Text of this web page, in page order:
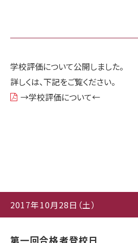
学校評価について公開しました。
詳しくは、下記をご覧ください。
→学校評価について←
2017年10月28日（土）
第一回合格者登校日